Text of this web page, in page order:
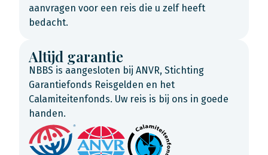
aanvragen voor een reis die u zelf heeft
bedacht.
Altijd garantie
NBBS is aangesloten bij ANVR, Stichting
Garantiefonds Reisgelden en het
Calamiteitenfonds. Uw reis is bij ons in goede
handen.